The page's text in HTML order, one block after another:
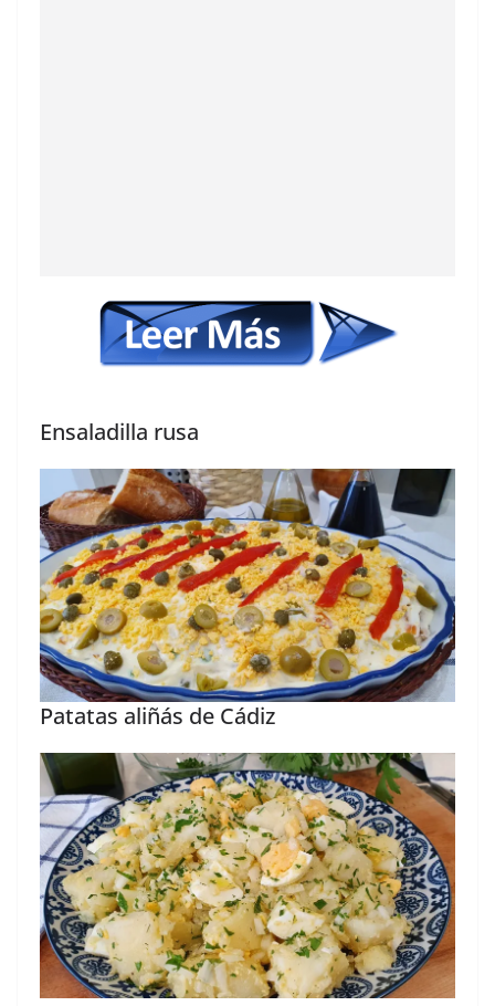
Ensaladilla rusa
Patatas aliñás de Cádiz